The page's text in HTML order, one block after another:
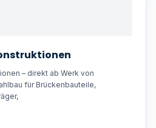
– direkt ab Werk von
für Brückenbauteile,